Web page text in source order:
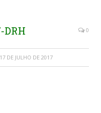
DRH 0
17 DE JULHO DE 2017